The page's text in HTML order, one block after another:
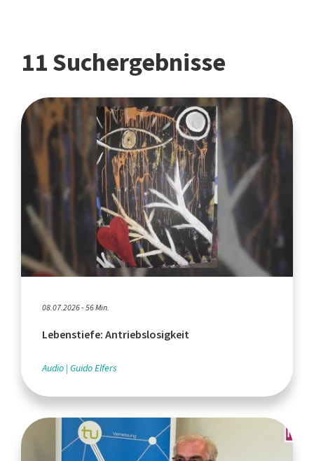
11 Suchergebnisse
08.07.2026 - 56 Min.
Lebenstiefe: Antriebslosigkeit
Audio Guido Elfers